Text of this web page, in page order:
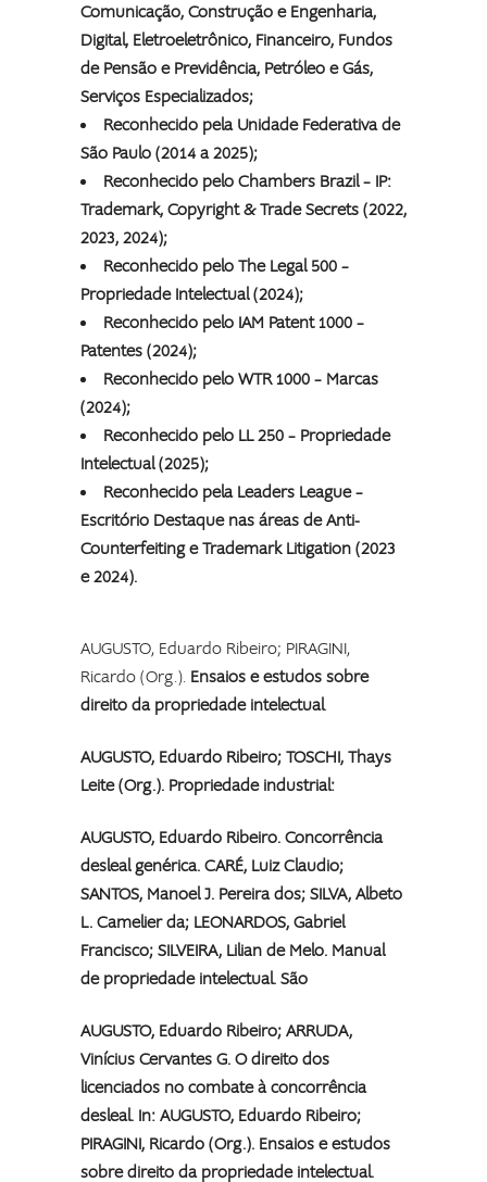
Comunicação, Construção e Engenharia,
Digital, Eletroeletrônico, Financeiro, Fundos
de Pensão e Previdência, Petróleo e Gás,
Serviços Especializados;
Reconhecido pela Unidade Federativa de
São Paulo (2014 a 2025);
Reconhecido pelo Chambers Brazil – IP:
Trademark, Copyright & Trade Secrets (2022,
2023, 2024);
Reconhecido pelo The Legal 500 –
Propriedade Intelectual (2024);
Reconhecido pelo IAM Patent 1000 –
Patentes (2024);
Reconhecido pelo WTR 1000 – Marcas
(2024);
Reconhecido pelo LL 250 – Propriedade
Intelectual (2025);
Reconhecido pela Leaders League –
Escritório Destaque nas áreas de Anti-
Counterfeiting e Trademark Litigation (2023
e 2024).
AUGUSTO, Eduardo Ribeiro; PIRAGINI,
Ricardo (Org.). Ensaios e estudos sobre
direito da propriedade intelectual.
AUGUSTO, Eduardo Ribeiro; TOSCHI, Thays
Leite (Org.). Propriedade industrial:
AUGUSTO, Eduardo Ribeiro. Concorrência
desleal genérica. CARÉ, Luiz Claudio;
SANTOS, Manoel J. Pereira dos; SILVA, Albeto
L. Camelier da; LEONARDOS, Gabriel
Francisco; SILVEIRA, Lilian de Melo. Manual
de propriedade intelectual. São
AUGUSTO, Eduardo Ribeiro; ARRUDA,
Vinícius Cervantes G. O direito dos
licenciados no combate à concorrência
desleal. In: AUGUSTO, Eduardo Ribeiro;
PIRAGINI, Ricardo (Org.). Ensaios e estudos
sobre direito da propriedade intelectual.